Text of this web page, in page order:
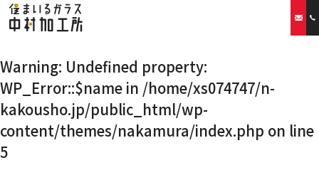
ホーム
当社の特徴
Warning: Undefined property:
WP_Error::$name in /home/xs074747/n-
kakousho.jp/public_html/wp-
content/themes/nakamura/index.php on line
5